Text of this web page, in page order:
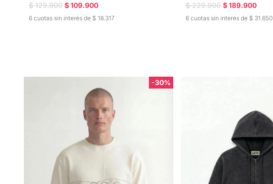
$ 129.900 $ 109.900
6 cuotas sin interés de $ 18.317
$ 229.900 $ 189.900
6 cuotas sin interés de $ 31.650
-30%